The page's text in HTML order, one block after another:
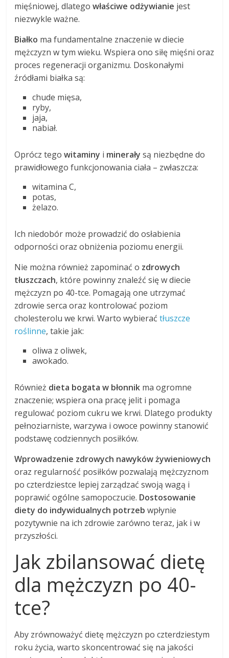
mięśniowej, dlategowłaściwe odżywianie jest
niezwykle ważne.
Białko ma fundamentalne znaczenie w diecie
mężczyzn w tym wieku. Wspiera ono siłę mięśni oraz
proces regeneracji organizmu. Doskonałymi
źródłami białka są:
chude mięsa,
ryby,
jaja,
nabiał.
Oprócz tegowitaminy i minerały są niezbędne do
prawidłowego funkcjonowania ciała – zwłaszcza:
witamina C,
potas,
żelazo.
Ich niedobór może prowadzić do osłabienia
odporności oraz obniżenia poziomu energii.
Nie można również zapominać o zdrowych
tłuszczach, które powinny znaleźć się w diecie
mężczyzn po 40-tce. Pomagają one utrzymać
zdrowie serca oraz kontrolować poziom
cholesterolu we krwi. Warto wybieraćtłuszcze
roślinne, takie jak:
oliwa z oliwek,
awokado.
Również dieta bogata w błonnik ma ogromne
znaczenie; wspiera ona pracę jelit i pomaga
regulować poziom cukru we krwi. Dlatego produkty
pełnoziarniste, warzywa i owoce powinny stanowić
podstawę codziennych posiłków.
Wprowadzenie zdrowych nawyków żywieniowych
oraz regularność posiłków pozwalają mężczyznom
po czterdziestce lepiej zarządzać swoją wagą i
poprawić ogólne samopoczucie. Dostosowanie
diety do indywidualnych potrzeb wpłynie
pozytywnie na ich zdrowie zarówno teraz, jak i w
przyszłości.
Jak zbilansować dietę
dla mężczyzn po 40-
tce?
Aby zrównoważyć dietę mężczyzn po czterdziestym
roku życia, warto skoncentrować się na jakości